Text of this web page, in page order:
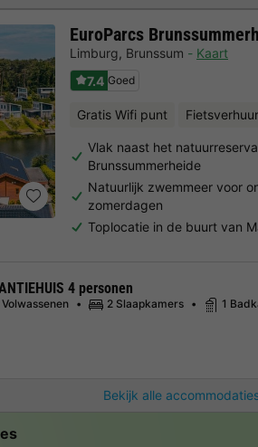
EuroParcs
Limburg, Brunssum
Kaart
7.4 Goed
Gratis Wifi punt Fietsverhuur
Vlak naast het
Brunssummerheide
Natuurlijk zwemmeer voor
zomerdagen
Toplocatie in de buurt van
Bekijk alle
4 personen
2 Slaapkamers 1